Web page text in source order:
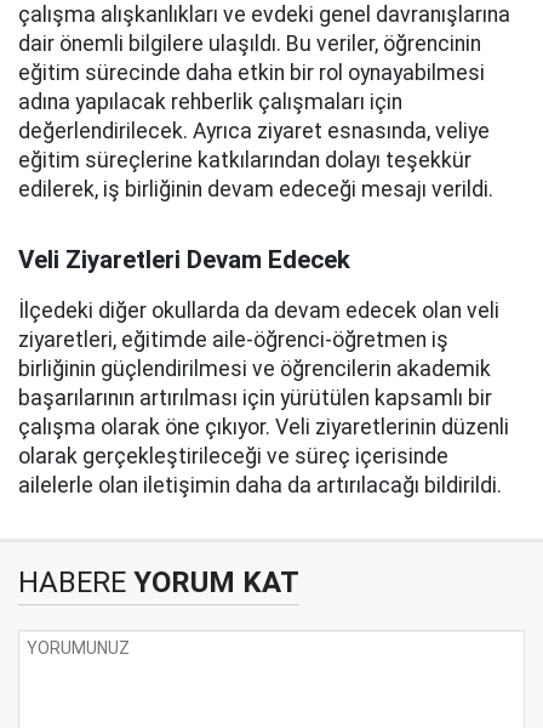
çalışma alışkanlıkları ve evdeki genel davranışlarına
dair önemli bilgilere ulaşıldı. Bu veriler, öğrencinin
eğitim sürecinde daha etkin bir rol oynayabilmesi
adına yapılacak rehberlik çalışmaları için
değerlendirilecek. Ayrıca ziyaret esnasında, veliye
eğitim süreçlerine katkılarından dolayı teşekkür
edilerek, iş birliğinin devam edeceği mesajı verildi.
Veli Ziyaretleri Devam Edecek
İlçedeki diğer okullarda da devam edecek olan veli
ziyaretleri, eğitimde aile-öğrenci-öğretmen iş
birliğinin güçlendirilmesi ve öğrencilerin akademik
başarılarının artırılması için yürütülen kapsamlı bir
çalışma olarak öne çıkıyor. Veli ziyaretlerinin düzenli
olarak gerçekleştirileceği ve süreç içerisinde
ailelerle olan iletişimin daha da artırılacağı bildirildi.
HABERE YORUM KAT